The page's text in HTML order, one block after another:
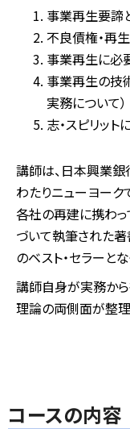
事業再生要諦
不良債権・再
事業再生に必
事業再生の技
実務について）
志・スピリット
講師は、日本興業銀
わたりニューヨーク
各社の再建に携わ
づいて執筆された著
のベスト・セラーとな
講師自身が実務から
理論の両側面が整
コースの内容